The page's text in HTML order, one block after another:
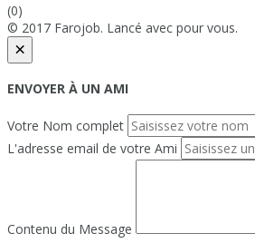
(0)
© 2017 Farojob. Lancé avec pour vous.
×
ENVOYER À UN AMI
Votre Nom complet
L'adresse email de votre Ami
Contenu du Message